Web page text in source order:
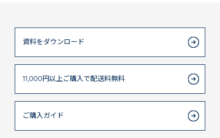
資料をダウンロード
11,000円以上ご購入で 配送料無料
ご購入ガイド